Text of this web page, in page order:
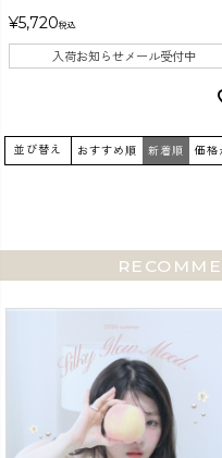
¥5,720税込
入荷お知らせメール受付中
並び替え おすすめ順 新着順 価格